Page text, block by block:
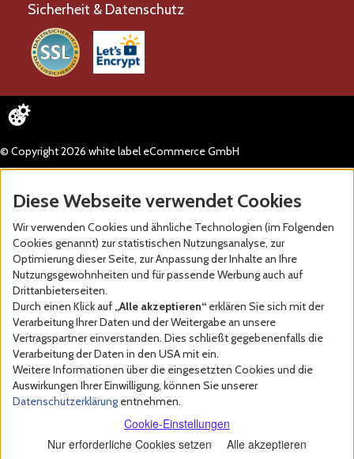
Sicherheit & Datenschutz
© Copyright 2026 white label eCommerce GmbH
Diese Webseite verwendet Cookies
Wir verwenden Cookies und ähnliche Technologien (im Folgenden
Cookies genannt) zur statistischen Nutzungsanalyse, zur
Optimierung dieser Seite, zur Anpassung der Inhalte an Ihre
Nutzungsgewohnheiten und für passende Werbung auch auf
Drittanbieterseiten.
Durch einen Klick auf „Alle akzeptieren“ erklären Sie sich mit der
Verarbeitung Ihrer Daten und der Weitergabe an unsere
Vertragspartner einverstanden. Dies schließt gegebenenfalls die
Verarbeitung der Daten in den USA mit ein.
Weitere Informationen über die eingesetzten Cookies und die
Auswirkungen Ihrer Einwilligung, können Sie unserer
Datenschutzerklärung entnehmen.
Cookie-Einstellungen
Nur erforderliche Cookies setzen
Alle akzeptieren